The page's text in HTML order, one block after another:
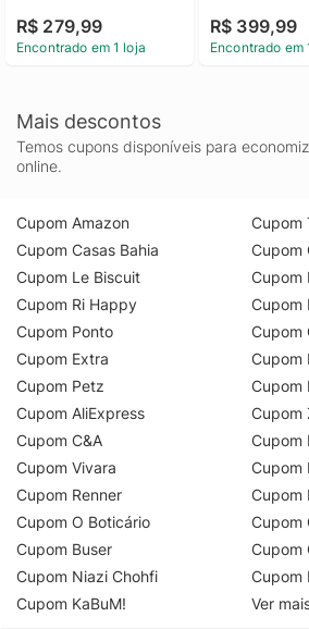
R$ 279,99
Encontrado em 1 loja
R$ 399,99
Encontrado em
Mais descontos
Temos cupons disponíveis para
online.
Cupom Amazon
Cupom Casas Bahia
Cupom Le Biscuit
Cupom Ri Happy
Cupom Ponto
Cupom Extra
Cupom Petz
Cupom AliExpress
Cupom C&A
Cupom Vivara
Cupom Renner
Cupom O Boticário
Cupom Buser
Cupom Niazi Chohfi
Cupom KaBuM!
Cupom
Cupom
Cupom
Cupom
Cupom
Cupom
Cupom
Cupom
Cupom
Cupom
Cupom
Cupom
Cupom
Cupom
Ver